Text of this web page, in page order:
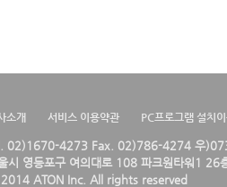
소개 서비스 이용약관 PC프로그램 설치
02)1670-4273 Fax. 02)786-4274 우
시 영등포구 여의대로 108 파크원타워1 26
ATON Inc. All rights reserved